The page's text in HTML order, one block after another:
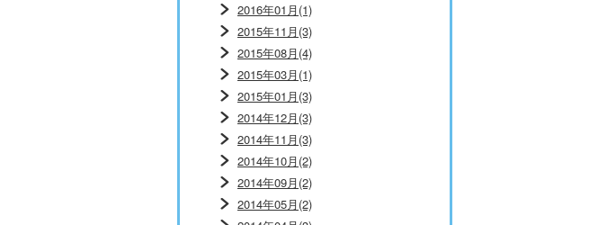
2016年01月(1)
2015年11月(3)
2015年08月(4)
2015年03月(1)
2015年01月(3)
2014年12月(3)
2014年11月(3)
2014年10月(2)
2014年09月(2)
2014年05月(2)